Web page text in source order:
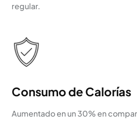
regular.
Consumo de Calorías
Aumentado en un 30% en